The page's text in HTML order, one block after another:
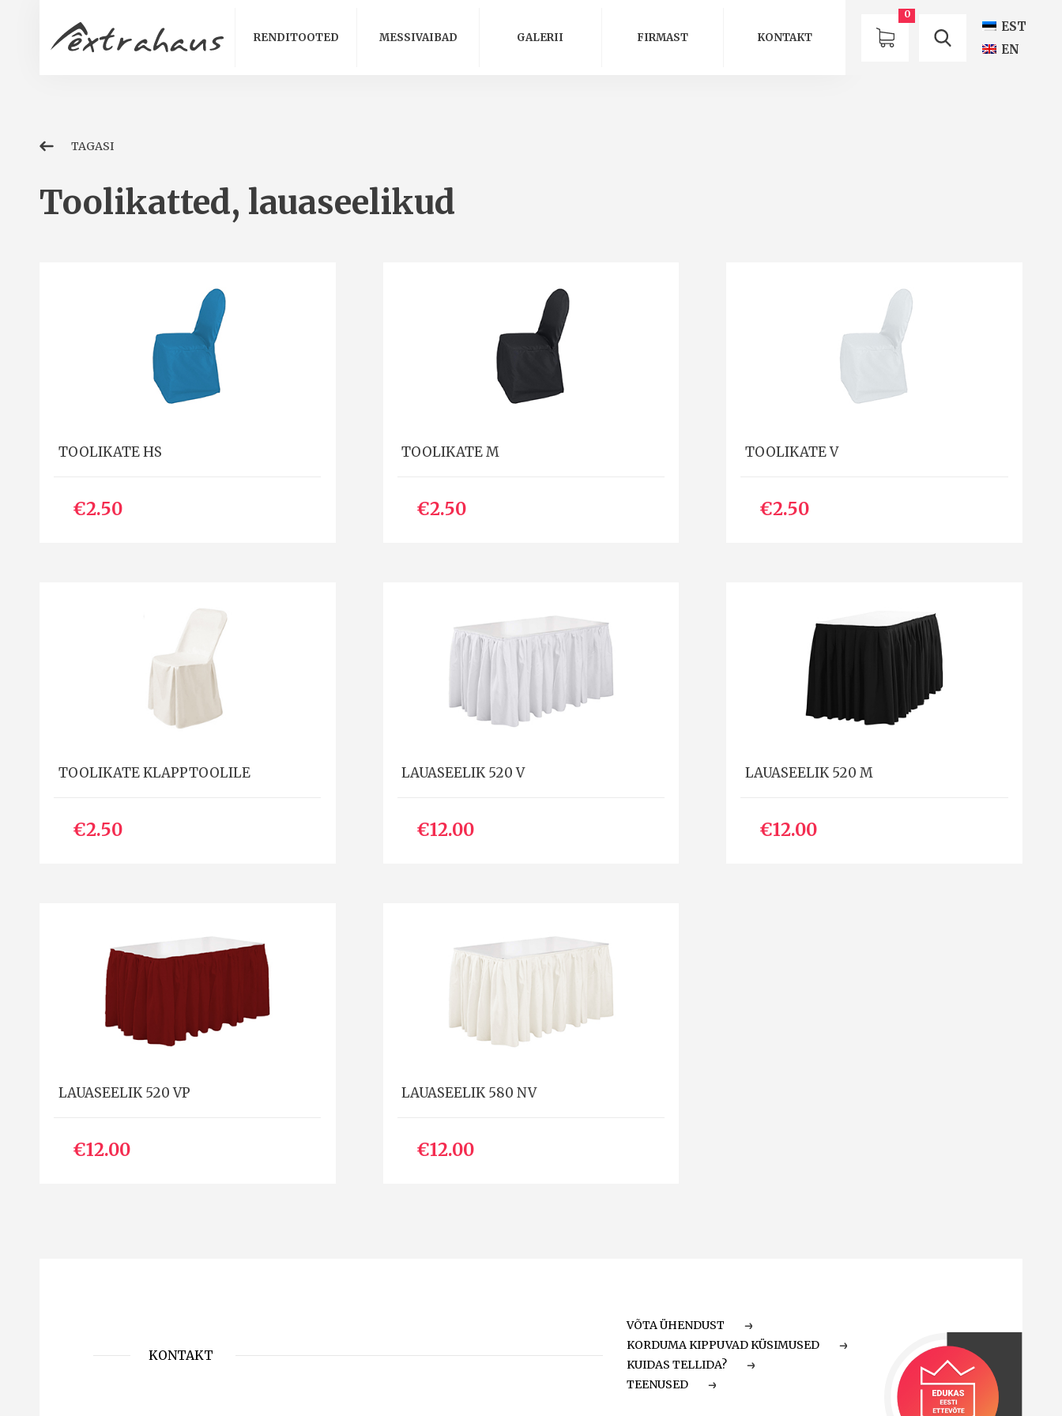
RENDITOOTED MESSIVAIBAD GALERII FIRMAST KONTAKT
0
EST
EN
TAGASI
Toolikatted, lauaseelikud
TOOLIKATE HS
€2.50
TOOLIKATE M
€2.50
TOOLIKATE V
€2.50
TOOLIKATE KLAPPTOOLILE
€2.50
LAUASEELIK 520 V
€12.00
LAUASEELIK 520 M
€12.00
LAUASEELIK 520 VP
€12.00
LAUASEELIK 580 NV
€12.00
KONTAKT
VÕTA ÜHENDUST
KORDUMA KIPPUVAD KÜSIMUSED
KUIDAS TELLIDA?
TEENUSED